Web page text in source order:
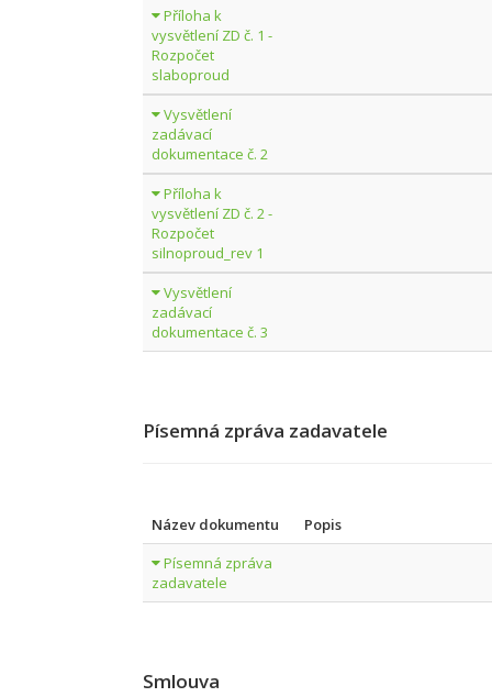
Příloha k
vysvětlení ZD č. 1 -
Rozpočet
slaboproud
Vysvětlení
zadávací
dokumentace č. 2
Příloha k
vysvětlení ZD č. 2 -
Rozpočet
silnoproud_rev 1
Vysvětlení
zadávací
dokumentace č. 3
Písemná zpráva zadavatele
Název dokumentu
Popis
Písemná zpráva
zadavatele
Smlouva